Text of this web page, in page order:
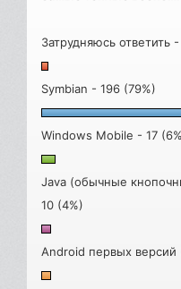
Затрудняюсь ответить
Symbian - 196 (79%)
Windows Mobile - 17
Java (обычные
10 (4%)
Android первых версий